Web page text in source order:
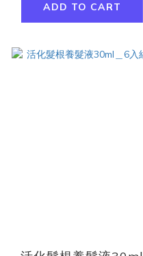
ADD TO CART